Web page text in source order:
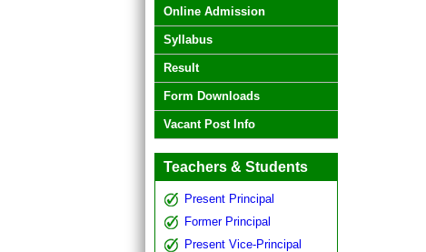
Online Admission
Syllabus
Result
Form Downloads
Vacant Post Info
Teachers & Students
Present Principal
Former Principal
Present Vice-Principal